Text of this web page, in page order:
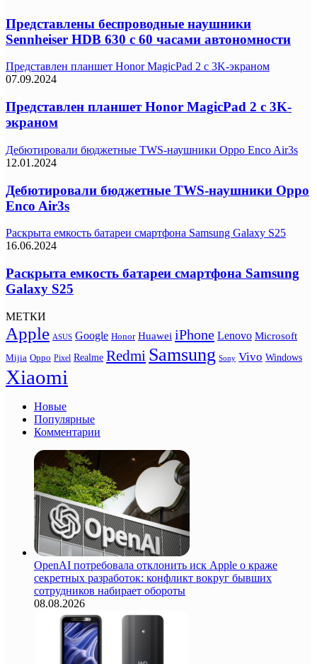
Представлены беспроводные наушники
Sennheiser HDB 630 с 60 часами автономности
Представлен планшет Honor MagicPad 2 c 3K-экраном
07.09.2024
Представлен планшет Honor MagicPad 2 c 3K-
экраном
Дебютировали бюджетные TWS-наушники Oppo Enco Air3s
12.01.2024
Дебютировали бюджетные TWS-наушники Oppo
Enco Air3s
Раскрыта емкость батареи смартфона Samsung Galaxy S25
16.06.2024
Раскрыта емкость батареи смартфона Samsung
Galaxy S25
МЕТКИ
Apple ASUS Google Honor Huawei iPhone Lenovo Microsoft
Mijia Oppo Pixel Realme Redmi Samsung Sony Vivo Windows
Xiaomi
Новые
Популярные
Комментарии
OpenAI потребовала отклонить иск Apple о краже
секретных разработок: конфликт вокруг бывших
сотрудников набирает обороты
08.08.2026